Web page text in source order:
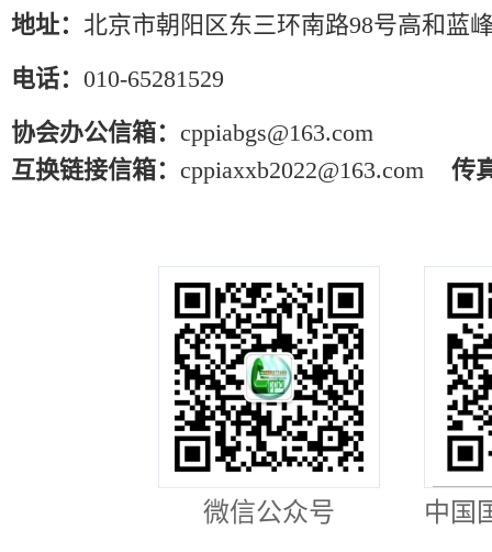
地址： 北京市朝阳区东三环南路98号高和蓝
电话： 010-65281529
协会办公信箱： cppiabgs@163.com
互换链接信箱： cppiaxxb2022@163.com 传
微信公众号 中国